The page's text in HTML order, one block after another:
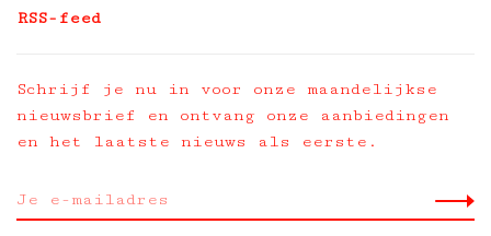
RSS-feed
Schrijf je nu in voor onze maandelijkse
nieuwsbrief en ontvang onze aanbiedingen
en het laatste nieuws als eerste.